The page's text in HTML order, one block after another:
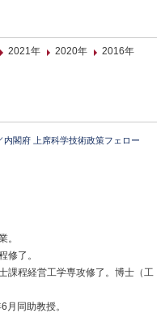
2021年 2020年
2016年
内閣府 上席科学技術政策フェロー
。
修了。
課程経営工学専攻修了。博士（工
同助教授。